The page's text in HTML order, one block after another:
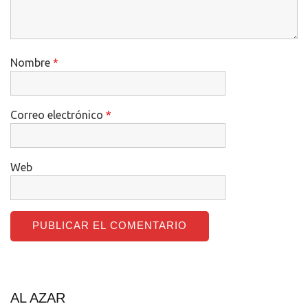
Nombre *
Correo electrónico *
Web
AL AZAR